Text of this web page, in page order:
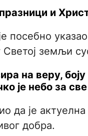
и
посебно
Светој земљи
на веру,
је небо за
да је
добра.